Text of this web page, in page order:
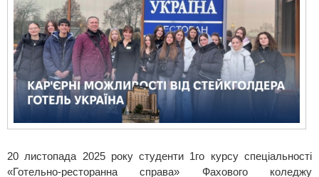
20 листопада 2025 року студенти 1го курсу спеціальності
«Готельно-ресторанна справа» Фахового коледжу